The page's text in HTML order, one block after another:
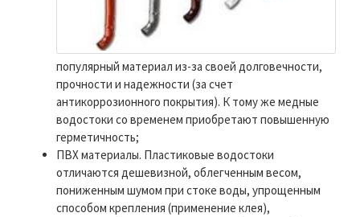
популярный материал из-за своей долговечности,
прочности и надежности (за счет
антикоррозионного покрытия). К тому же медные
водостоки со временем приобретают повышенную
герметичность;
ПВХ материалы. Пластиковые водостоки
отличаются дешевизной, облегченным весом,
пониженным шумом при стоке воды, упрощенным
способом крепления (применение клея),